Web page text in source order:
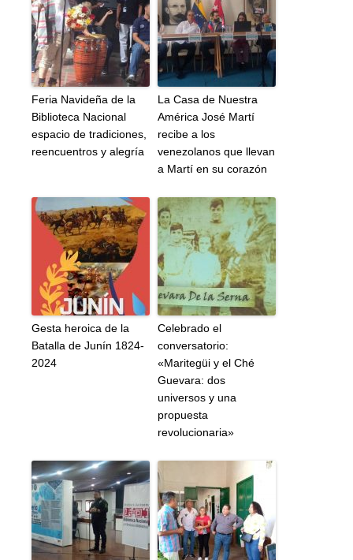
Feria Navideña de la
Biblioteca Nacional
espacio de tradiciones,
reencuentros y alegría
La Casa de Nuestra
América José Martí
recibe a los
venezolanos que llevan
a Martí en su corazón
Gesta heroica de la
Batalla de Junín 1824-
2024
Celebrado el
conversatorio:
«Maritegüi y el Ché
Guevara: dos
universos y una
propuesta
revolucionaria»